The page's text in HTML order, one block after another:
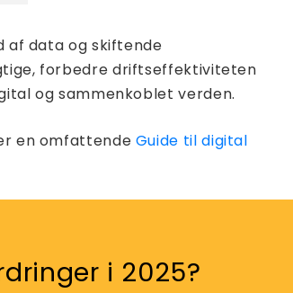
af data og skiftende
forbedre driftseffektiviteten
og sammenkoblet verden.
en omfattende Guide til digital
i 2025?